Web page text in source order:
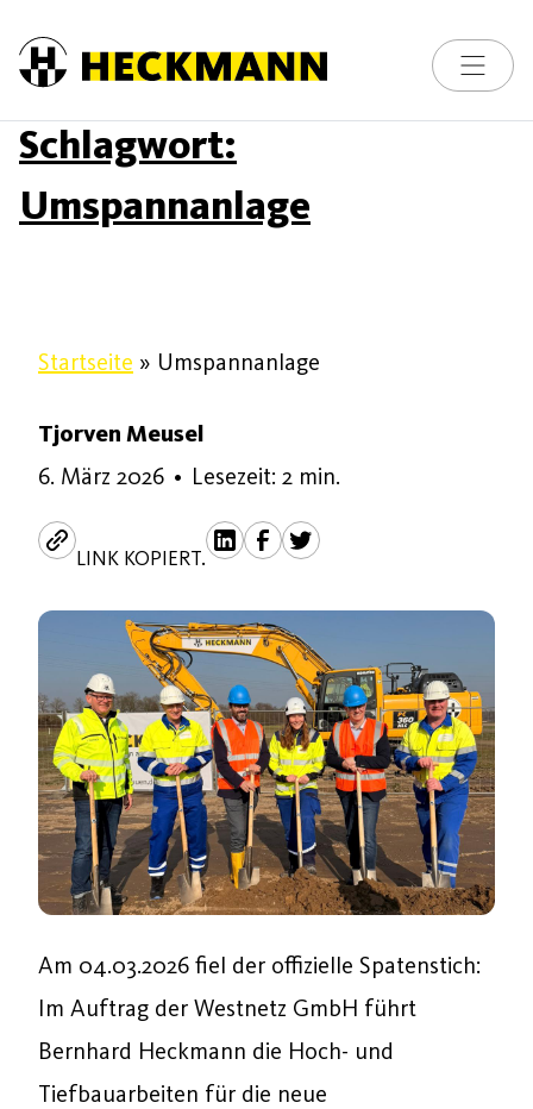
Toggle
Schlagwort:
Umspannanlage
Startseite » Umspannanlage
Tjorven Meusel
6. März 20266. März 2026
• Lesezeit: 2 min.
LINK KOPIERT.
Am 04.03.2026 fiel der offizielle Spatenstich:
Im Auftrag der Westnetz GmbH führt
Bernhard Heckmann die Hoch- und
Tiefbauarbeiten für die neue